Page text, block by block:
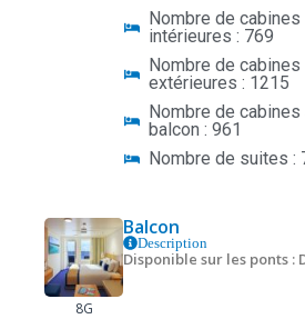
Nombre de cabines
intérieures : 769
Nombre de cabines
extérieures : 1215
Nombre de cabines
balcon : 961
Nombre de suites :
8G
Balcon
Description
Disponible sur les ponts :